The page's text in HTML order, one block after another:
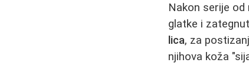
Nakon serije
glatke i
lica, za
njihova koža